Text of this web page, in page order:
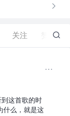
关注 340
这首歌的时
什么，就是这